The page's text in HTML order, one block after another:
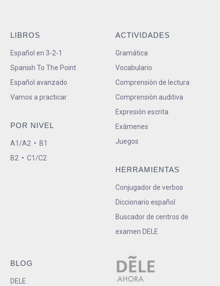
LIBROS
Español en 3-2-1
Spanish To The Point
Español avanzado
Vamos a practicar
POR NIVEL
A1/A2 • B1
B2 • C1/C2
ACTIVIDADES
Gramática
Vocabulario
Comprensión de lectura
Comprensión auditiva
Expresión escrita
Exámenes
Juegos
HERRAMIENTAS
Conjugador de verbos
Diccionario español
Buscador de centros de
examen DELE
BLOG
DELE